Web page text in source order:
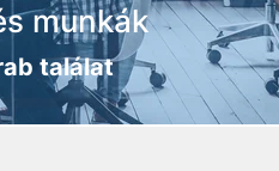
munkák
találat